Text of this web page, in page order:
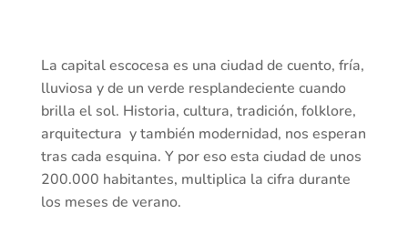
La capital escocesa es una ciudad de cuento, fría,
lluviosa y de un verde resplandeciente cuando
brilla el sol. Historia, cultura, tradición, folklore,
arquitectura y también modernidad, nos esperan
tras cada esquina. Y por eso esta ciudad de unos
200.000 habitantes, multiplica la cifra durante
los meses de verano.